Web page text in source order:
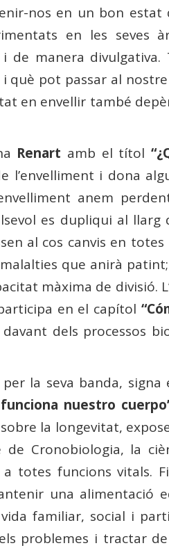
nos en un bon estat
en les seves
manera
pot passar al
en envellir també
Renart amb el títol
l’envelliment i dona
anem
es dupliqui al
al cos canvis en
que anirà
màxima de
en el capítol
dels processos
per la seva banda, signa
nuestro
la longevitat,
de Cronobiologia, la
a totes funcions vitals.
una alimentació
familiar, social i
problemes i tractar